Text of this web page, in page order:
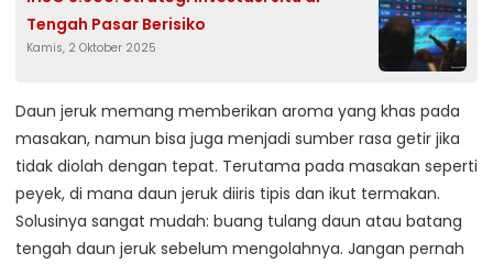
Tengah Pasar Berisiko
Kamis, 2 Oktober 2025
Daun jeruk memang memberikan aroma yang khas pada
masakan, namun bisa juga menjadi sumber rasa getir jika
tidak diolah dengan tepat. Terutama pada masakan seperti
peyek, di mana daun jeruk diiris tipis dan ikut termakan.
Solusinya sangat mudah: buang tulang daun atau batang
tengah daun jeruk sebelum mengolahnya. Jangan pernah